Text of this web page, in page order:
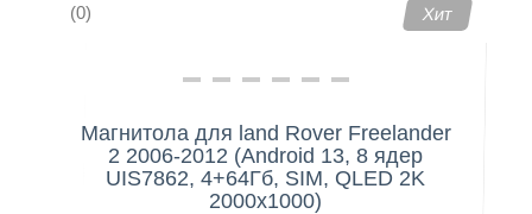
(0) Хит
Магнитола для land Rover Freelander
2 2006-2012 (Android 13, 8 ядер
UIS7862, 4+64Гб, SIM, QLED 2K
2000x1000)